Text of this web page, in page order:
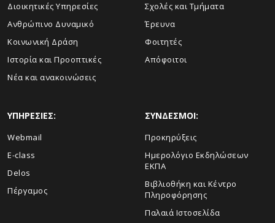
Διοικητικές Υπηρεσίες
Ανθρώπινο Δυναμικό
Κοινωνική Δράση
Ιστορία και Προοπτικές
Νέα και ανακοινώσεις
Σχολές και Τμήματα
Έρευνα
Φοιτητές
Απόφοιτοι
ΥΠΗΡΕΣΙΕΣ:
Webmail
E-class
Delos
Πέργαμος
ΣΥΝΔΕΣΜΟΙ:
Προκηρύξεις
Ημερολόγιο Εκδηλώσεων
ΕΚΠΑ
Βιβλιοθήκη και Κέντρο
Πληροφόρησης
Παλαιά Ιστοσελίδα